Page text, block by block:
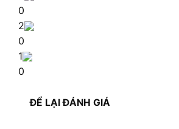
0
2
0
1
0
ĐỂ LẠI ĐÁNH GIÁ